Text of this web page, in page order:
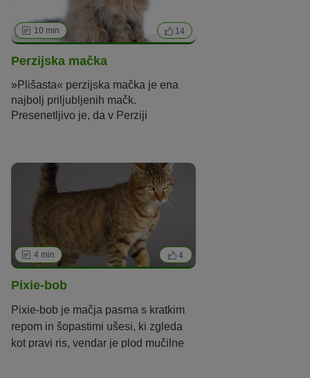
10 min 14
Perzijska mačka
»Plišasta« perzijska mačka je ena
najbolj priljubljenih mačk.
Presenetljivo je, da v Perziji
pasmam mačk - in to, čeprav Perzijci,
ki jih danes poznamo, sploh ne
prihajajo iz Orienta!
4 min 4
Pixie-bob
Pixie-bob je mačja pasma s kratkim
repom in šopastimi ušesi, ki zgleda
kot pravi ris, vendar je plod mučilne